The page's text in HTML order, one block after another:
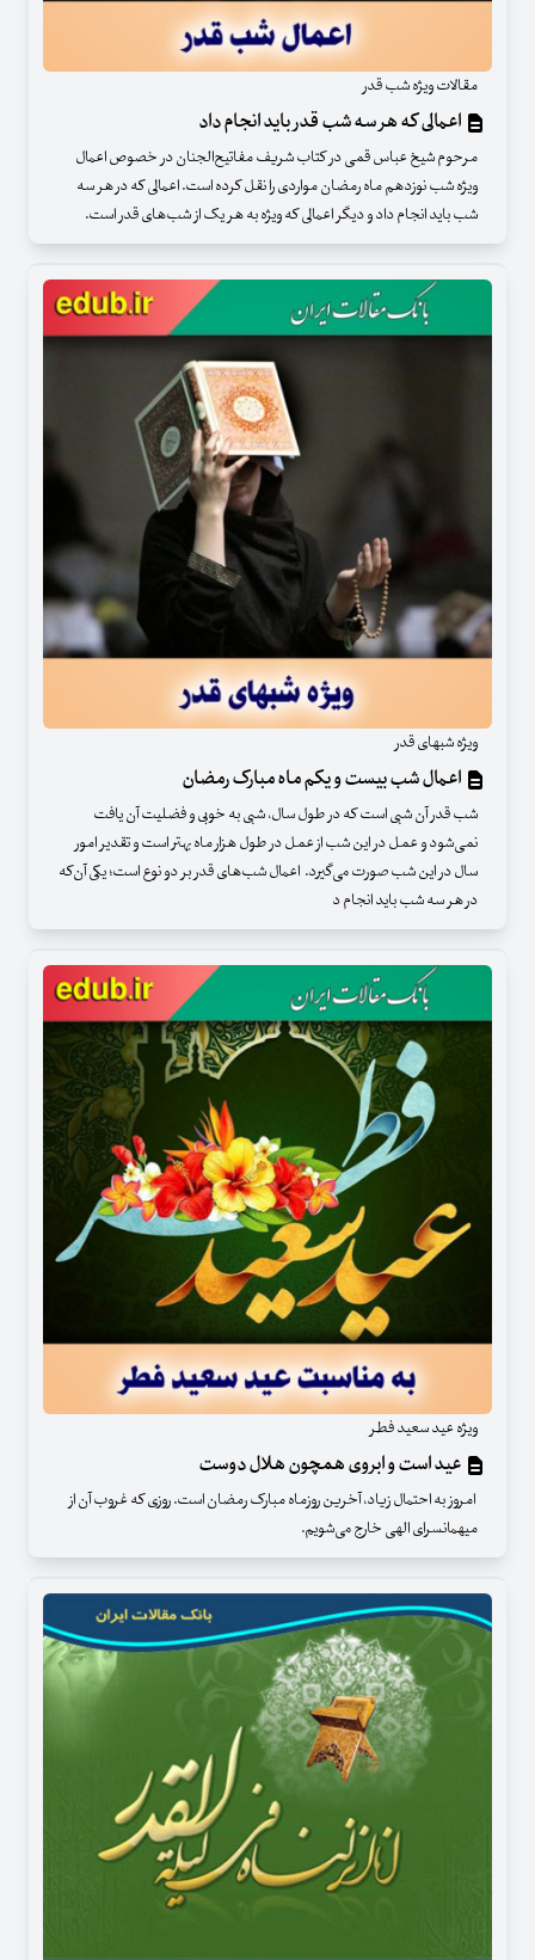
مقالات ویژه شب قدر
اعمالی که هر سه شب قدر بايد انجام داد
مرحوم شیخ عباس قمی در کتاب شریف مفاتیح‌الجنان در خصوص اعمال
ویژه شب نوزدهم ماه رمضان مواردی را نقل کرده است. اعمالی که در هر سه
شب باید انجام داد و دیگر اعمالی که ویژه به هر یک از شب‌های قدر است.
ویژه شبهای قدر
اعمال شب بیست و یکم ماه مبارک رمضان
شب قدر آن شبی است که در طول سال، شبی به خوبی و فضلیت آن یافت
نمی‌شود و عمل در این شب از عمل در طول هزار ماه بهتر است و تقدیر امور
سال در این شب صورت می‌گیرد. اعمال شب‌های قدر بر دو نوع است؛ یکی آن‌که
در هر سه شب باید انجام د
ویژه عید سعید فطر
عید است و ابروی همچون هلال دوست
امروز به احتمال زیاد، آخرین روزماه مبارک رمضان است. روزی که غروب آن از
میهمانسرای الهی خارج می‌شویم.